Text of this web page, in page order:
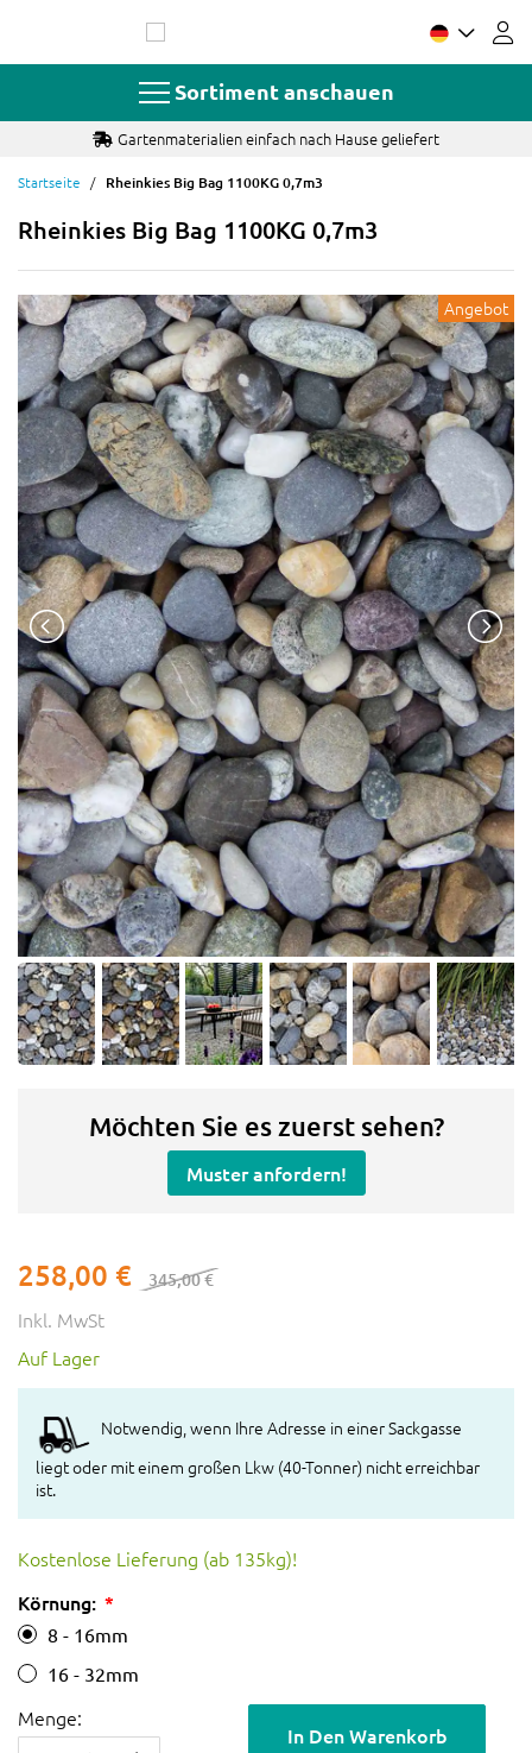
springen
Sortiment anschauen
Gartenmaterialien einfach nach Hause geliefert
Startseite Rheinkies Big Bag 1100KG 0,7m3
Rheinkies Big Bag 1100KG 0,7m3
Möchten Sie es zuerst sehen?
Muster anfordern!
Angebot
258,00 € 345,00 €
Inkl. MwSt
Auf Lager
Notwendig, wenn Ihre Adresse in einer Sackgasse
liegt oder mit einem großen Lkw (40-Tonner) nicht erreichbar
ist.
Kostenlose Lieferung (ab 135kg)!
Körnung:
8 - 16mm
16 - 32mm
Menge:
In Den Warenkorb